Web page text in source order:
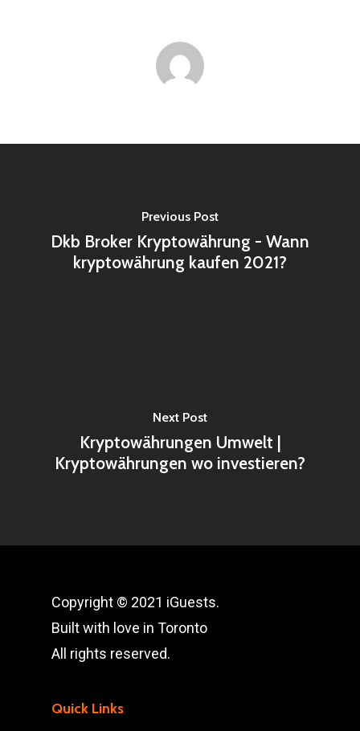
Previous Post
Dkb Broker Kryptowährung - Wann
kryptowährung kaufen 2021?
Next Post
Kryptowährungen Umwelt |
Kryptowährungen wo investieren?
Copyright © 2021 iGuests.
Built with love in Toronto
All rights reserved.
Quick Links